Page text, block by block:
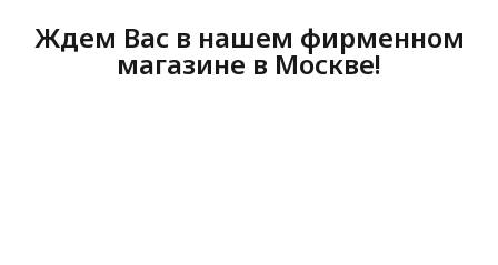
Ждем Вас в нашем фирменном
магазине в Москве!